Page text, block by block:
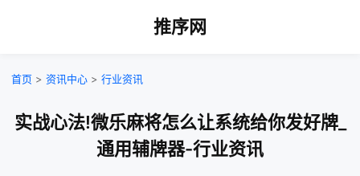
推序网
首页 > 资讯中心 > 行业资讯
实战心法!微乐麻将怎么让系统给你发好牌_
通用辅牌器-行业资讯